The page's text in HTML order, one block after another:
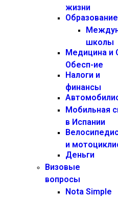
жизни
Образование
школы
Медицина и
Обесп-ие
Налоги и
финансы
Мобильная
в Испании
и
Деньги
Визовые
вопросы
Nota Simple